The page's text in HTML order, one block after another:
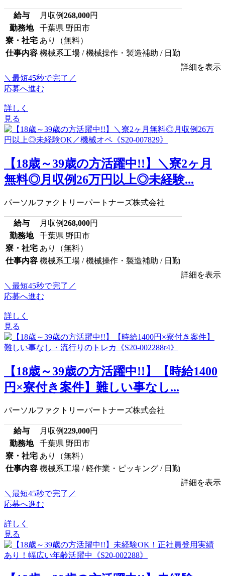
給与 月収例268,000円
勤務地
千葉県 野田市
寮・社宅 あり（無料）
仕事内容 機械系工場 / 機械操作・製造補助 / 日勤
詳細を表示
＼最短45秒で完了／
応募へ進む
詳しく
見る
【18歳～39歳の方活躍中!!】＼寮2ヶ月
無料◎月収例26万円以上◎未経験...
パーソルファクトリーパートナーズ株式会社
給与 月収例268,000円
勤務地
千葉県 野田市
寮・社宅 あり（無料）
仕事内容 機械系工場 / 機械操作・製造補助 / 日勤
詳細を表示
＼最短45秒で完了／
応募へ進む
詳しく
見る
【18歳～39歳の方活躍中!!】【時給1400
円×寮付き案件】難しい事なし...
パーソルファクトリーパートナーズ株式会社
給与 月収例229,000円
勤務地
千葉県 野田市
寮・社宅 あり（無料）
仕事内容 機械系工場 / 軽作業・ピッキング / 日勤
詳細を表示
＼最短45秒で完了／
応募へ進む
詳しく
見る